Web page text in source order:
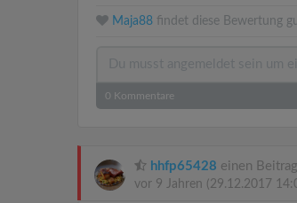
Maja88 findet diese Bewertung
0 Kommentare
hhfp65428 einen
vor 9 Jahren (29.12.2017